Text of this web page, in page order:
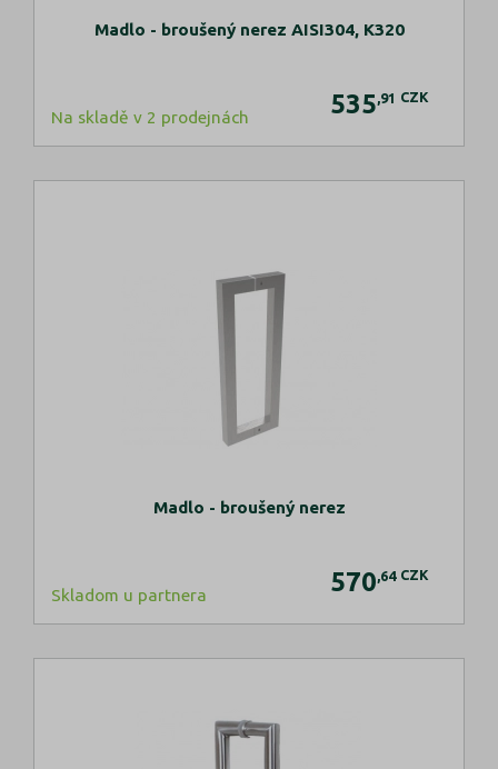
Madlo - broušený nerez AISI304, K320
Na skladě v 2 prodejnách 535 ,91 CZK
Madlo - broušený nerez
Skladom u partnera 570 ,64 CZK